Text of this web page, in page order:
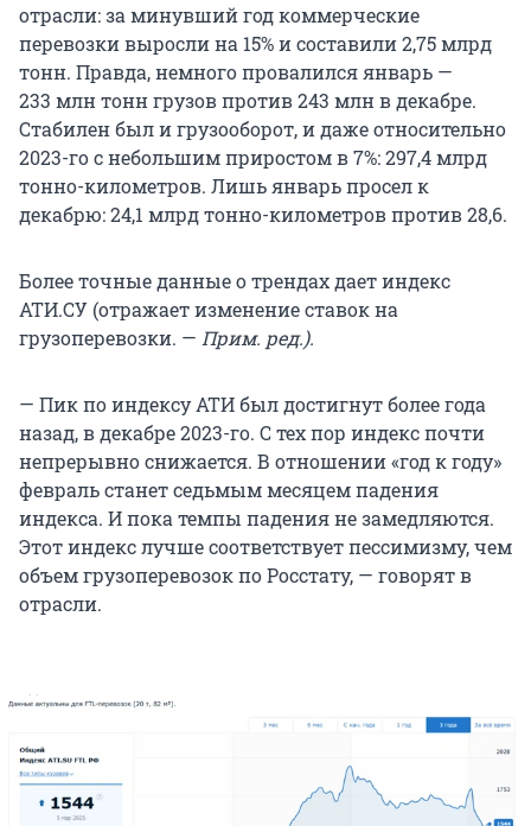
отрасли: за минувший год коммерческие
перевозки выросли на 15% и составили 2,75 млрд
тонн. Правда, немного провалился январь —
233 млн тонн грузов против 243 млн в декабре.
Стабилен был и грузооборот, и даже относительно
2023-го с небольшим приростом в 7%: 297,4 млрд
тонно-километров. Лишь январь просел к
декабрю: 24,1 млрд тонно-километров против 28,6.
Более точные данные о трендах дает индекс
АТИ.СУ (отражает изменение ставок на
грузоперевозки. — Прим. ред.).
— Пик по индексу АТИ был достигнут более года
назад, в декабре 2023-го. С тех пор индекс почти
непрерывно снижается. В отношении «год к году»
февраль станет седьмым месяцем падения
индекса. И пока темпы падения не замедляются.
Этот индекс лучше соответствует пессимизму, чем
объем грузоперевозок по Росстату, — говорят в
отрасли.